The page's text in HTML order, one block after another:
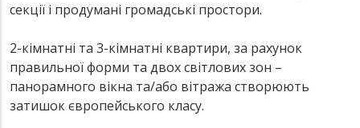
секції і продумані громадські простори.
2-кімнатні та 3-кімнатні квартири, за рахунок
правильної форми та двох світлових зон –
панорамного вікна та/або вітража створюють
затишок європейського класу.